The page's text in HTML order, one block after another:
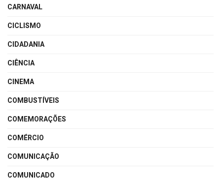
CARNAVAL
CICLISMO
CIDADANIA
CIÊNCIA
CINEMA
COMBUSTÍVEIS
COMEMORAÇÕES
COMÉRCIO
COMUNICAÇÃO
COMUNICADO